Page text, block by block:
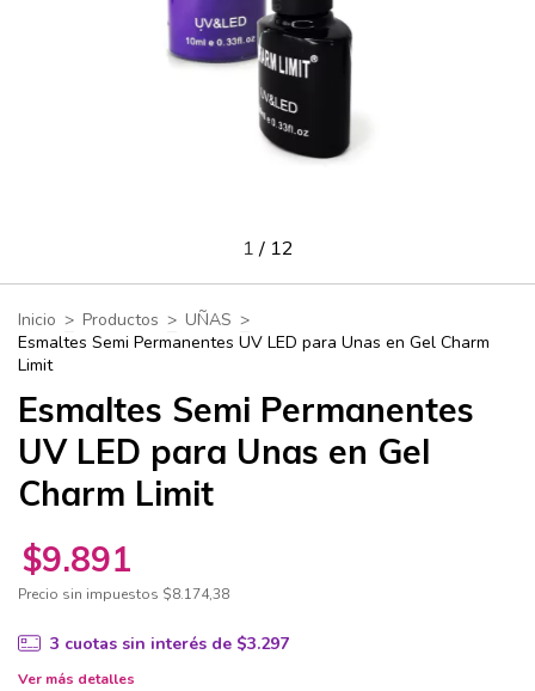
1 / 12
Inicio > Productos > UÑAS >
Esmaltes Semi Permanentes UV LED para Unas en Gel Charm
Limit
Esmaltes Semi Permanentes
UV LED para Unas en Gel
Charm Limit
$9.891
Precio sin impuestos $8.174,38
3 cuotas sin interés de $3.297
Ver más detalles